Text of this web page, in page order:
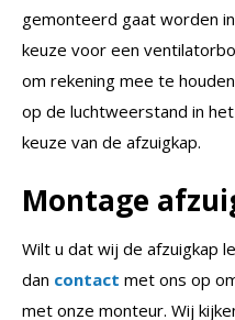
gemonteerd gaat worden
keuze voor een
om rekening mee te
op de luchtweerstand in
keuze van de afzuigkap.
Montage
Wilt u dat wij de afzuigkap
dan contact met ons op
met onze monteur. Wij